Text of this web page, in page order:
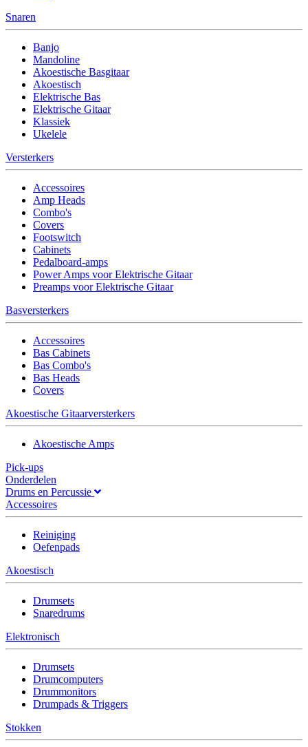
Snaren
Banjo
Mandoline
Akoestische Basgitaar
Akoestisch
Elektrische Bas
Elektrische Gitaar
Klassiek
Ukelele
Versterkers
Accessoires
Amp Heads
Combo's
Covers
Footswitch
Cabinets
Pedalboard-amps
Power Amps voor Elektrische Gitaar
Preamps voor Elektrische Gitaar
Basversterkers
Accessoires
Bas Cabinets
Bas Combo's
Bas Heads
Covers
Akoestische Gitaarversterkers
Akoestische Amps
Pick-ups
Onderdelen
Drums en Percussie
Accessoires
Reiniging
Oefenpads
Akoestisch
Drumsets
Snaredrums
Elektronisch
Drumsets
Drumcomputers
Drummonitors
Drumpads & Triggers
Stokken